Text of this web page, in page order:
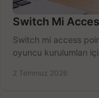
Switch Mi
Switch mi access
oyuncu kurulumları
2 Temmuz 2026